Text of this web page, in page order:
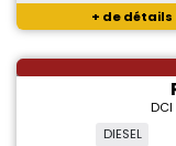
+ de détails
DCI
DIESEL